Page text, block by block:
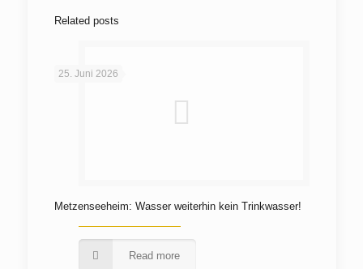
Related posts
25. Juni 2026
Metzenseeheim: Wasser weiterhin kein Trinkwasser!
Read more